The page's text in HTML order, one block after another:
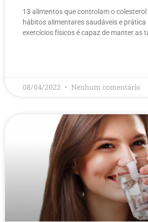
13 alimentos que controlam o
hábitos alimentares saudáveis e prática
exercícios físicos é capaz de manter as
08/04/2022 Nenhum comentário